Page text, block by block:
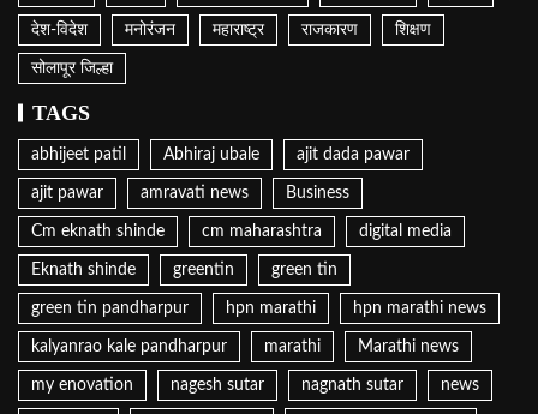
देश-विदेश मनोरंजन महाराष्ट्र राजकारण शिक्षण
सोलापूर जिल्हा
TAGS
abhijeet patil Abhiraj ubale ajit dada pawar
ajit pawar amravati news Business
Cm eknath shinde cm maharashtra digital media
Eknath shinde greentin green tin
green tin pandharpur hpn marathi hpn marathi news
kalyanrao kale pandharpur marathi Marathi news
my enovation nagesh sutar nagnath sutar news